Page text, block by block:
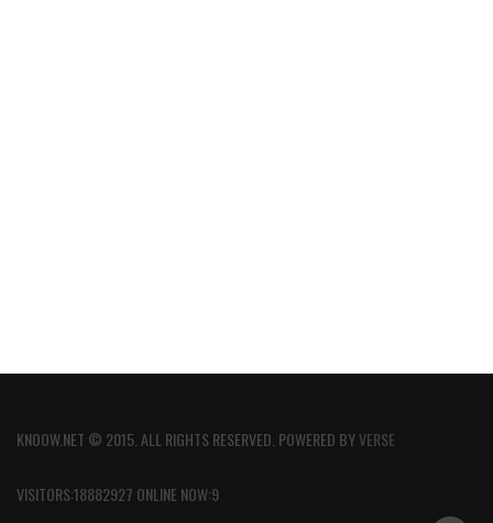
KNOOW.NET © 2015. ALL RIGHTS RESERVED. POWERED BYVERSE
VISITORS:18882927 ONLINE NOW:9